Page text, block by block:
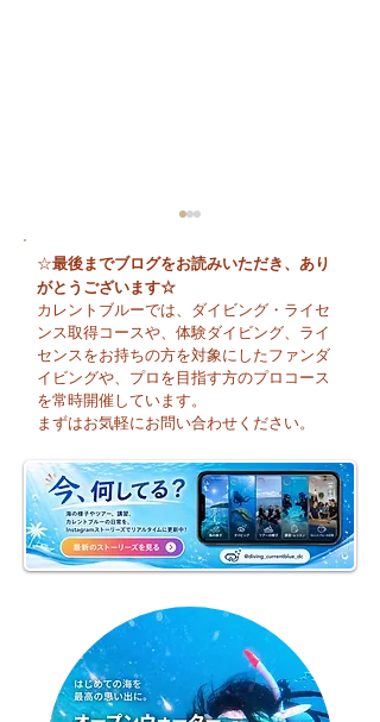
😊 海へ戻る第一歩！リ
フレッシュコース開催♪
☆最後までブログをお読みいただき、あり
がとうございます☆
カレントブルーでは、ダイビング・ライセ
ンス取得コースや、体験ダイビング、ライ
センスをお持ちの方を対象にしたファンダ
イビングや、プロを目指す方のプロコース
を常時開催しています。
まずはお気軽にお問い合わせください。